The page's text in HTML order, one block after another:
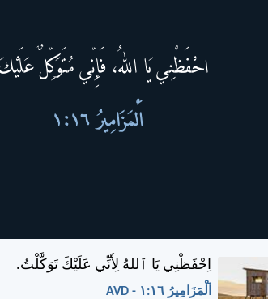
اِحْفَظْنِي يَا ٱللهُ لِأَنِّي عَلَيْكَ تَوَكَّلْتُ.
اَلْمَزَامِيرُ ١٦:‏١ - AVD